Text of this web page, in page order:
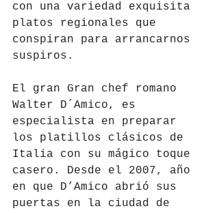
con una variedad exquisita
platos regionales que
conspiran para arrancarnos
suspiros.
El gran Gran chef romano
Walter D´Amico, es
especialista en preparar
los platillos clásicos de
Italia con su mágico toque
casero. Desde el 2007, año
en que D’Amico abrió sus
puertas en la ciudad de